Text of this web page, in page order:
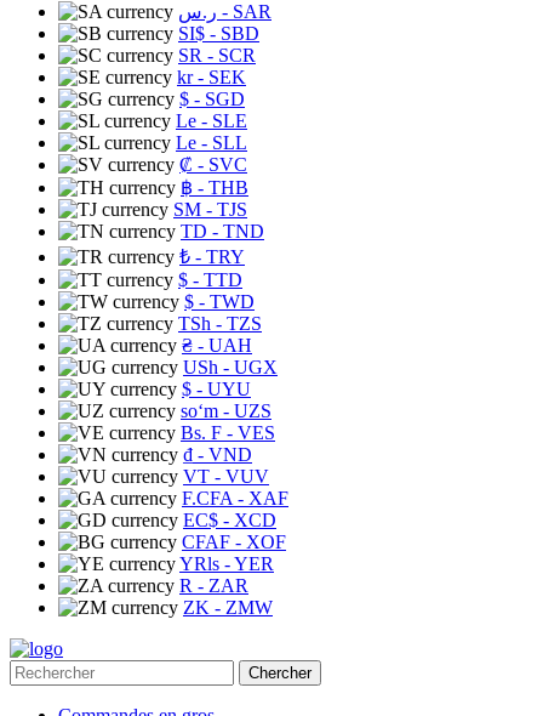
ر.س - SAR
SI$ - SBD
SR - SCR
kr- SEK
$ - SGD
Le - SLE
Le - SLL
₡ - SVC
฿ - THB
ЅМ - TJS
TD - TND
₺ - TRY
$ - TTD
$ - TWD
TSh - TZS
₴ - UAH
USh - UGX
$ - UYU
soʻm - UZS
Bs. F - VES
₫ - VND
VT - VUV
F.CFA - XAF
EC$ - XCD
CFAF - XOF
YRls - YER
R - ZAR
ZK - ZMW
Chercher